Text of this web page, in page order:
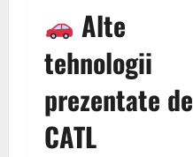
Alte
tehnologii
prezentate de
CATL